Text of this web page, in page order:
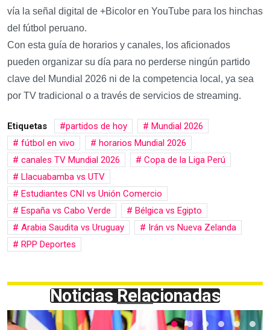
vía la señal digital de +Bicolor en YouTube para los hinchas
del fútbol peruano.
Con esta guía de horarios y canales, los aficionados
pueden organizar su día para no perderse ningún partido
clave del Mundial 2026 ni de la competencia local, ya sea
por TV tradicional o a través de servicios de streaming.
Etiquetas partidos de hoy
Mundial 2026
fútbol en vivo
horarios Mundial 2026
canales TV Mundial 2026
Copa de la Liga Perú
Llacuabamba vs UTV
Estudiantes CNI vs Unión Comercio
España vs Cabo Verde
Bélgica vs Egipto
Arabia Saudita vs Uruguay
Irán vs Nueva Zelanda
RPP Deportes
Noticias Relacionadas